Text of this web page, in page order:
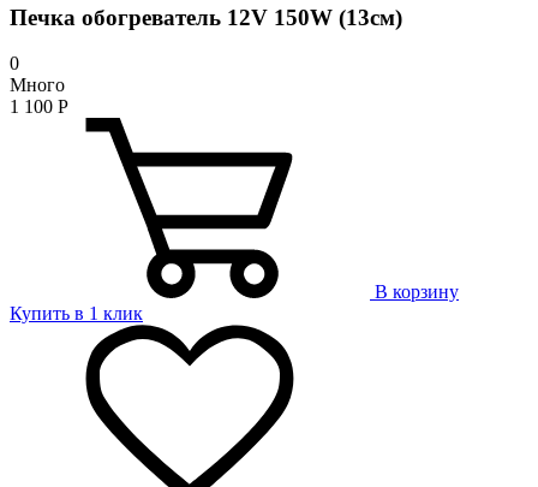
Печка обогреватель 12V 150W (13см)
0
Много
1 100 Р
В корзину
Купить в 1 клик